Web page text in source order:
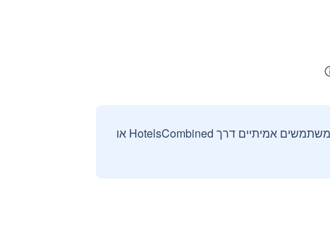
אנחנו אוספים ומציגים ביקורות וחוות דעת רק מהזמנות מאומתות שבוצעו על ידי משתמשים אמיתיים דרך HotelsCombined או